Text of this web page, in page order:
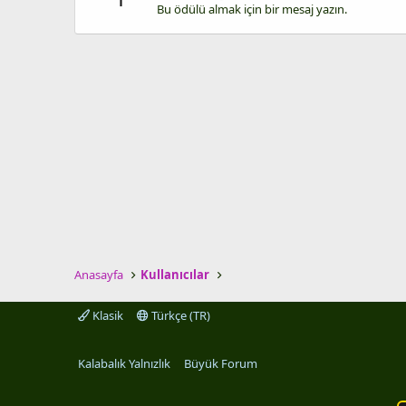
Bu ödülü almak için bir mesaj yazın.
Anasayfa Kullanıcılar
Klasik Türkçe (TR)
Kalabalık Yalnızlık Büyük Forum